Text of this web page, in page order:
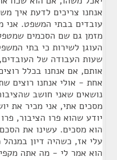
אנחנו צריכים לדעת איך
עובדים בבתי המשפט. אני
מזמן גם שם הסכמים
העוגן לשירות כי בתי
שעות העבודה של
אותם, אם אנחנו בכלל
אחת - אולי אנחנו רוצים
נושאים שאני חושב
מסכים אתי, אני מכיר את
יודע שהוא פרו הציבור,
הוא מסכים. עשינו את
עלי אז, כשהיה דיון
הוא אמר לי - מה אתה